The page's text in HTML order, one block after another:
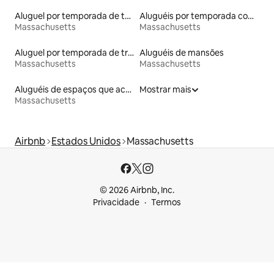
Aluguel por temporada de tendas
Massachusetts
Aluguéis por temporada com banheiro para PCD
Massachusetts
Aluguel por temporada de trailers
Massachusetts
Aluguéis de mansões
Massachusetts
Aluguéis de espaços que aceitam animais de estimação
Massachusetts
Mostrar mais
Airbnb Estados Unidos Massachusetts
© 2026 Airbnb, Inc.
Privacidade
Termos